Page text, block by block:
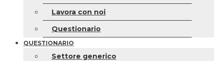
Lavora con noi
Questionario
QUESTIONARIO
Settore generico